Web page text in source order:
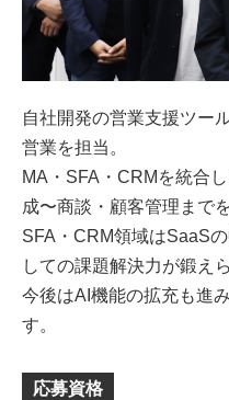
自社開発の営業支援ツー
営業を担当。
MA・SFA・CRMを統合
成〜商談・顧客管理まで
SFA・CRM領域はSaaS
しての課題解決力が鍛え
今後はAI機能の拡充も進
す。
応募資格